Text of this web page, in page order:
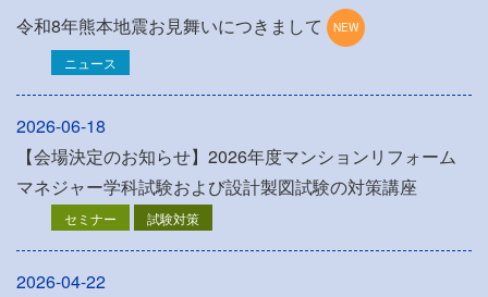
令和8年熊本地震お見舞いにつきまして
ニュース
2026-06-18
【会場決定のお知らせ】2026年度マンションリフォーム
マネジャー学科試験および設計製図試験の対策講座
セミナー 試験対策
2026-04-22